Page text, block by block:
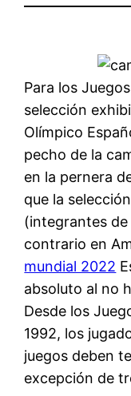
Para los
selección
Olímpico
pecho de la
en la pernera
que la
(integrantes
contrario en
mundial 2022
absoluto al no
Desde los
1992, los
juegos deben
excepción de